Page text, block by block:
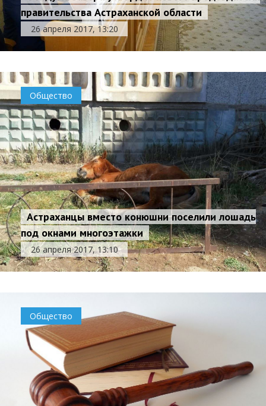
правительства Астраханской области
26 апреля 2017, 13:20
Общество
Астраханцы вместо конюшни поселили лошадь
под окнами многоэтажки
26 апреля 2017, 13:10
Общество